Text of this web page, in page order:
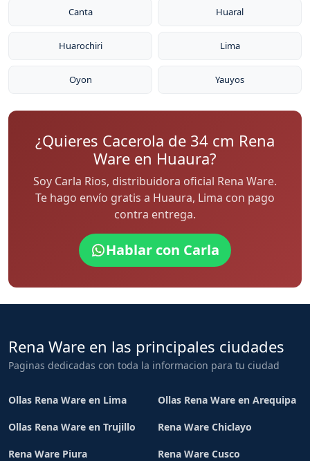
Canta Huaral
Huarochiri Lima
Oyon Yauyos
¿Quieres Cacerola de 34 cm Rena
Ware en Huaura?
Soy Carla Rios, distribuidora oficial Rena Ware.
Te hago envío gratis a Huaura, Lima con pago
contra entrega.
Hablar con Carla
Rena Ware en las principales ciudades
Paginas dedicadas con toda la informacion para tu ciudad
Ollas Rena Ware en Lima Ollas Rena Ware en Arequipa
Ollas Rena Ware en Trujillo Rena Ware Chiclayo
Rena Ware Piura Rena Ware Cusco